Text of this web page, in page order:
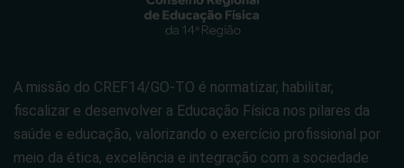
A missão do CREF14/GO-TO é normatizar, habilitar,
fiscalizar e desenvolver a Educação Física nos pilares da
saúde e educação, valorizando o exercício profissional por
meio da ética, excelência e integração com a sociedade